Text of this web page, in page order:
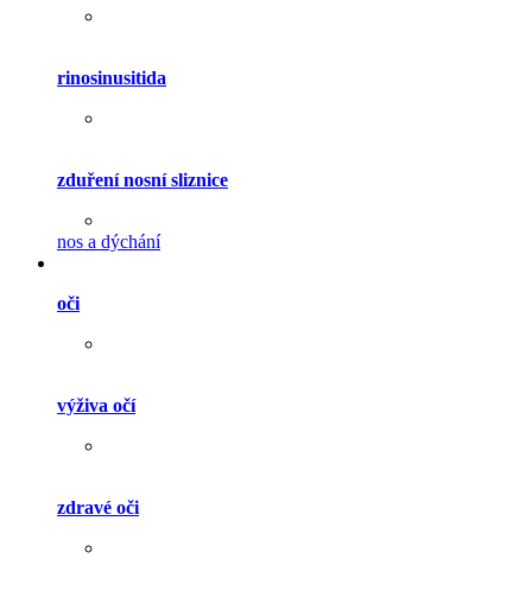
rinosinusitida
zduření nosní sliznice
nos a dýchání
oči
výživa očí
zdravé oči